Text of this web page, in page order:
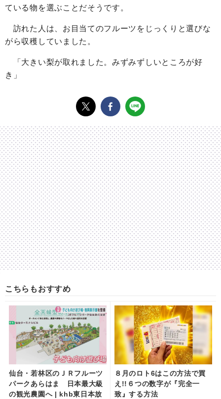
ている物を選ぶことだそうです。
訪れた人は、お目当てのフルーツをじっくりと選びな
がら収穫していました。
「大きい梨が取れました。みずみずしいところが好
き」
こちらもおすすめ
仙台・若林区のＪＲフルーツ
パークあらはま 日本最大級
の観光農園へ | khb東日本放
８月のロト6はこの方法で買
え!!６つの数字が『完全一
致』する方法